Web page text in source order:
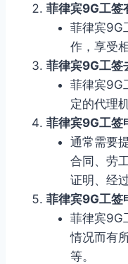
菲律宾9G工签
菲律宾9G
作，享受
菲律宾9G工签
菲律宾9G
定的代理
菲律宾9G工签
通常需要
合同、劳
证明、经
菲律宾9G工签
菲律宾9G
情况而有
等。